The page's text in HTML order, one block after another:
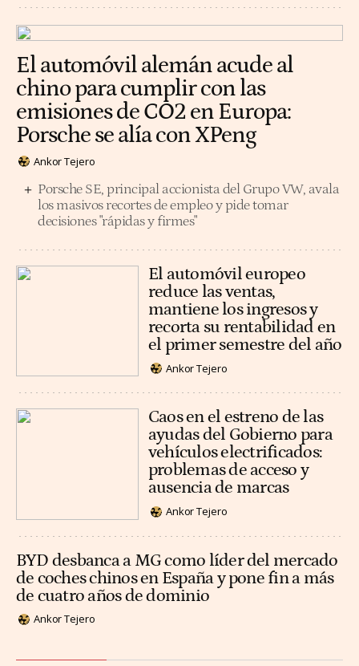
El automóvil alemán acude al
chino para cumplir con las
emisiones de CO2 en Europa:
Porsche se alía con XPeng
Ankor Tejero
Porsche SE, principal accionista del Grupo VW, avala
los masivos recortes de empleo y pide tomar
decisiones "rápidas y firmes"
El automóvil europeo
reduce las ventas,
mantiene los ingresos y
recorta su rentabilidad en
el primer semestre del año
Ankor Tejero
Caos en el estreno de las
ayudas del Gobierno para
vehículos electrificados:
problemas de acceso y
ausencia de marcas
Ankor Tejero
BYD desbanca a MG como líder del mercado
de coches chinos en España y pone fin a más
de cuatro años de dominio
Ankor Tejero